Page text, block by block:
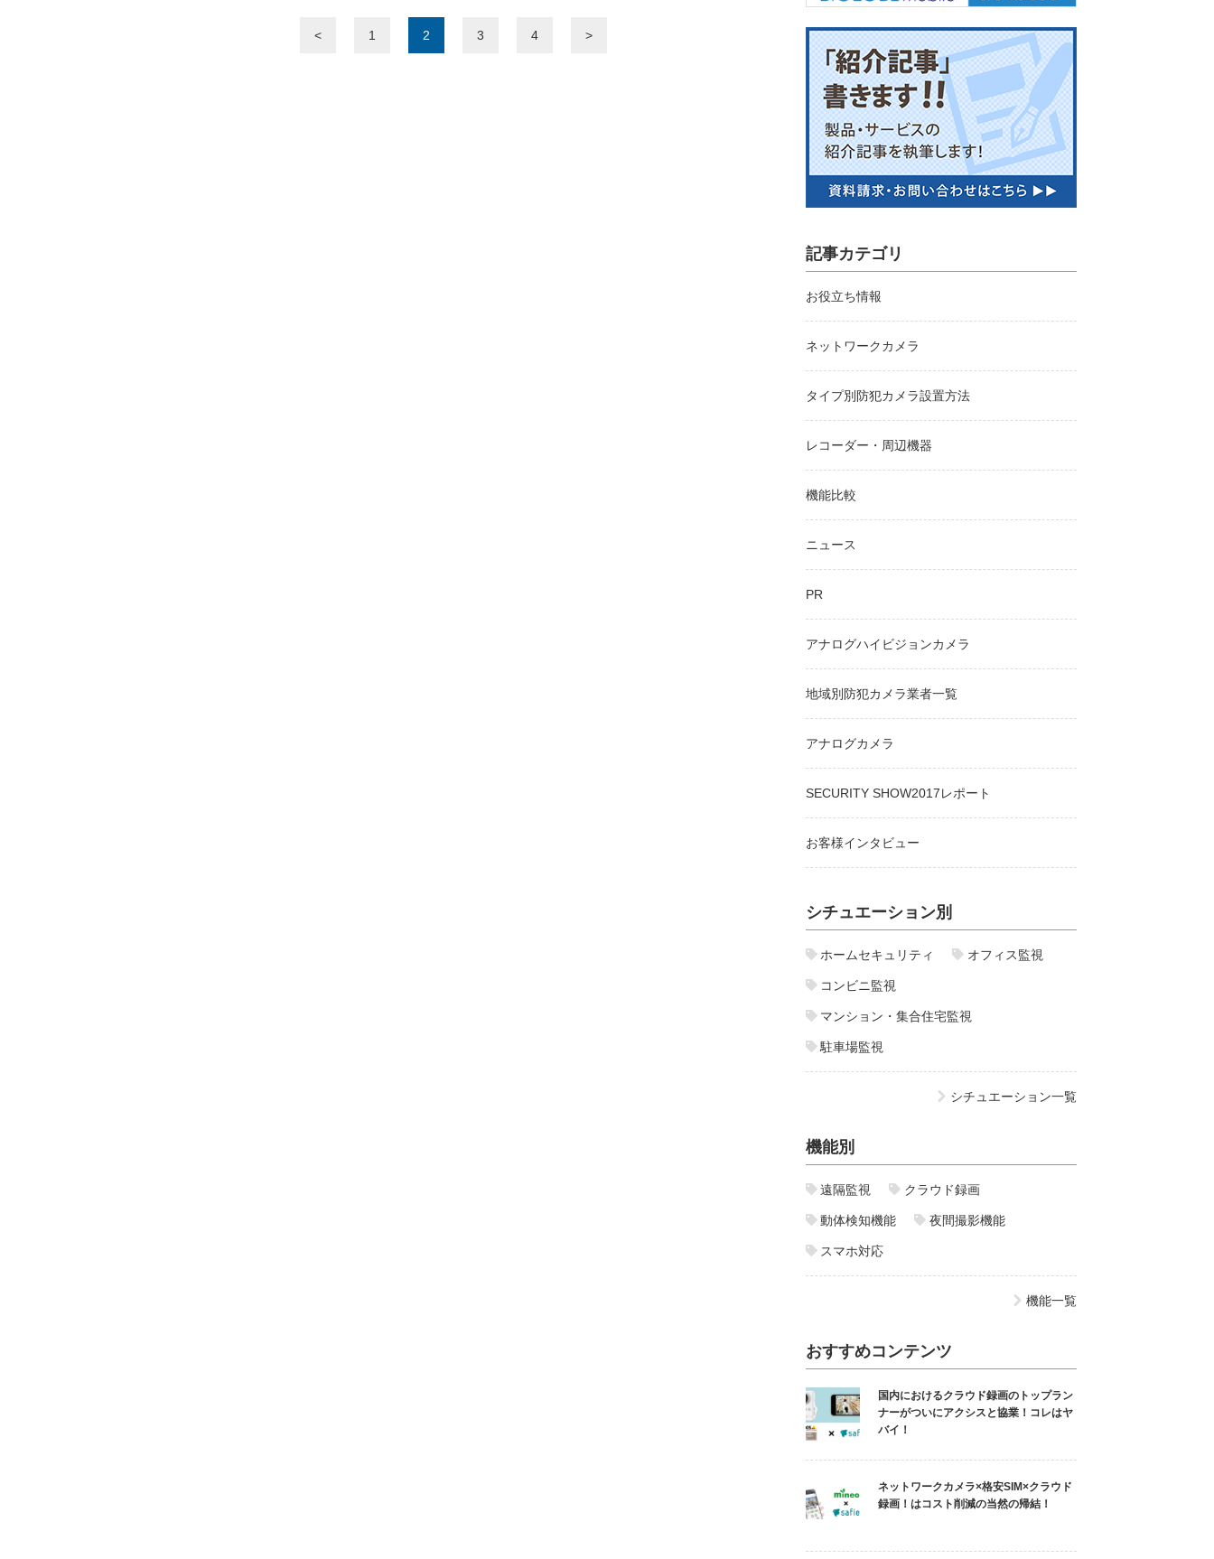
< 1 2 3 4 >
記事カテゴリ
お役立ち情報
ネットワークカメラ
タイプ別防犯カメラ設置方法
レコーダー・周辺機器
機能比較
ニュース
PR
アナログハイビジョンカメラ
地域別防犯カメラ業者一覧
アナログカメラ
SECURITY SHOW2017レポート
お客様インタビュー
シチュエーション別
ホームセキュリティ オフィス監視
コンビニ監視
マンション・集合住宅監視
駐車場監視
シチュエーション一覧
機能別
遠隔監視 クラウド録画
動体検知機能 夜間撮影機能
スマホ対応
機能一覧
おすすめコンテンツ
国内におけるクラウド録画のトップラン
ナーがついにアクシスと協業！コレはヤ
バイ！
ネットワークカメラ×格安SIM×クラウド
録画！はコスト削減の当然の帰結！